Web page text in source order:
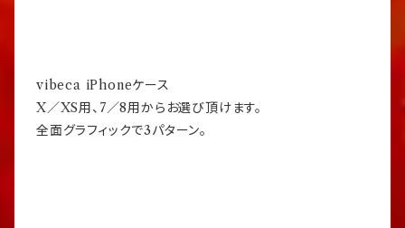
vibeca iPhoneケース
X／XS用、7／8用からお選び頂けます。
全面グラフィックで3パターン。